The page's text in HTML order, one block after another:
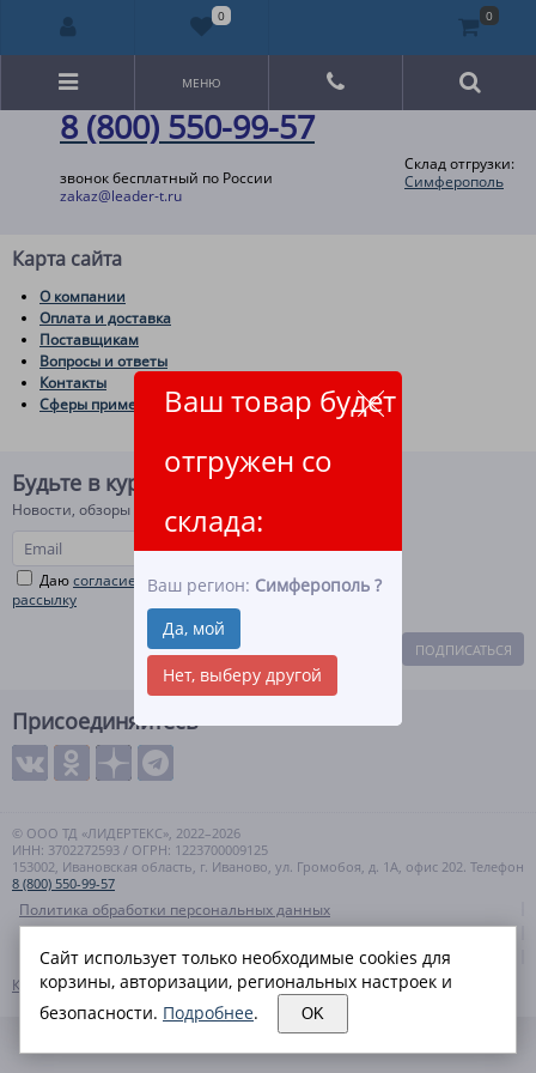
8 (800) 550-99-57
звонок бесплатный по России
zakaz@leader-t.ru
Склад отгрузки:
Симферополь
Ваш товар будет
отгружен со
склада:
Ваш регион: Симферополь ?
Да, мой
Нет, выберу другой
МЕНЮ
Карта сайта
О компании
Оплата и доставка
Поставщикам
Вопросы и ответы
Контакты
Сферы применения товаров
Будьте в курсе!
Новости, обзоры и акции
Даюсогласие на рекламную и информационную
рассылку
ПОДПИСАТЬСЯ
Присоединяйтесь
© ООО ТД «ЛИДЕРТЕКС», 2022–2026
ИНН: 3702272593 / ОГРН: 1223700009125
153002, Ивановская область, г. Иваново, ул. Громобоя, д. 1А, офис 202. Телефон
8 (800) 550-99-57
Политика обработки персональных данных
Согласие на обработку персональных данных
Политика cookies
Контакты
Карта сайта
0 0
Сайт использует только необходимые cookies для
корзины, авторизации, региональных настроек и
безопасности. Подробнее. OK